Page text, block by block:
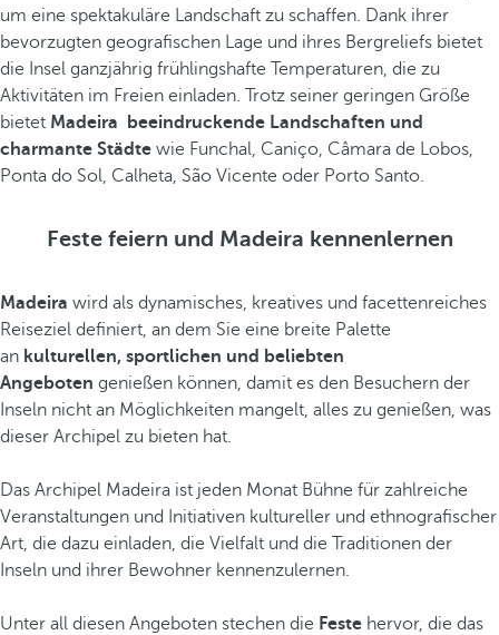
um eine spektakuläre Landschaft zu schaffen. Dank ihrer
bevorzugten geografischen Lage und ihres Bergreliefs bietet
die Insel ganzjährig frühlingshafte Temperaturen, die zu
Aktivitäten im Freien einladen. Trotz seiner geringen Größe
bietet Madeira
beeindruckende Landschaften und
charmante Städte wie Funchal, Caniço, Câmara de Lobos,
Ponta do Sol, Calheta, São Vicente oder Porto Santo.
Feste feiern und Madeira kennenlernen
Madeira wird als dynamisches, kreatives und facettenreiches
Reiseziel definiert, an dem Sie eine breite Palette
an kulturellen, sportlichen und beliebten
Angeboten genießen können, damit es den Besuchern der
Inseln nicht an Möglichkeiten mangelt, alles zu genießen, was
dieser Archipel zu bieten hat.
Das Archipel Madeira ist jeden Monat Bühne für zahlreiche
Veranstaltungen und Initiativen kultureller und ethnografischer
Art, die dazu einladen, die Vielfalt und die Traditionen der
Inseln und ihrer Bewohner kennenzulernen.
Unter all diesen Angeboten stechen die Feste hervor, die das